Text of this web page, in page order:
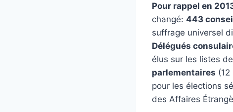
Pour rappel en
changé: 443
suffrage universel
Délégués
élus sur les listes
parlementaires
pour les élections
des Affaires